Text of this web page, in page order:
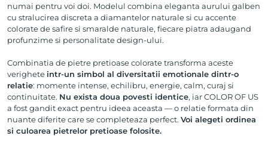
numai pentru voi doi. Modelul combina eleganta aurului galben
cu stralucirea discreta a diamantelor naturale si cu accente
colorate de safire si smaralde naturale, fiecare piatra adaugand
profunzime si personalitate design-ului.
Combinatia de pietre pretioase colorate transforma aceste
verighete intr-un simbol al diversitatii emotionale dintr-o
relatie: momente intense, echilibru, energie, calm, curaj si
continuitate. Nu exista doua povesti identice, iar COLOR OF US
a fost gandit exact pentru ideea aceasta — o relatie formata din
nuante diferite care se completeaza perfect. Voi alegeti ordinea
si culoarea pietrelor pretioase folosite.